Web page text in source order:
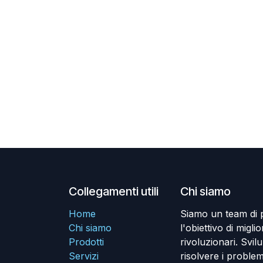
Collegamenti utili
Home
Chi siamo
Prodotti
Servizi
Chi siamo
Siamo un team di
l'obiettivo di
rivoluzionari.
risolvere i